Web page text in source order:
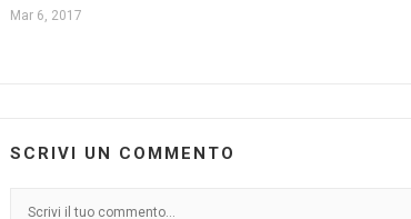
Mar 6, 2017
SCRIVI UN COMMENTO